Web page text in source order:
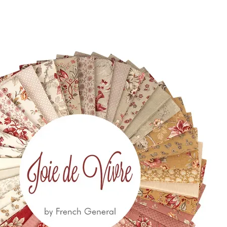
18
Via Costantino
Beschi, 13c - ROMA